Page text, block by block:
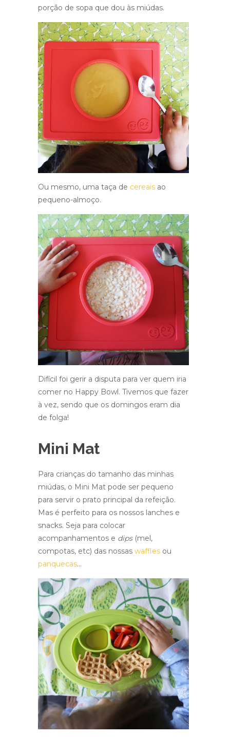
porção de sopa que dou às miúdas.
Ou mesmo, uma taça de cereais ao
pequeno-almoço.
Difícil foi gerir a disputa para ver quem iria
comer no Happy Bowl. Tivemos que fazer
à vez, sendo que os domingos eram dia
de folga!
Mini Mat
Para crianças do tamanho das minhas
miúdas, o Mini Mat pode ser pequeno
para servir o prato principal da refeição.
Mas é perfeito para os nossos lanches e
snacks. Seja para colocar
acompanhamentos e dips(mel,
compotas, etc) das nossas waffles ou
panquecas…